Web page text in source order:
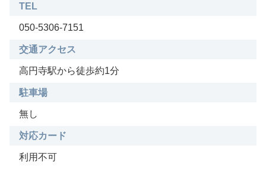
TEL
050-5306-7151
交通アクセス
高円寺駅から徒歩約1分
駐車場
無し
対応カード
利用不可